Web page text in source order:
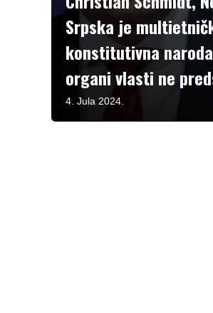
Srpska je
konstitutivna
organi vlasti ne
4. Jula 2024.